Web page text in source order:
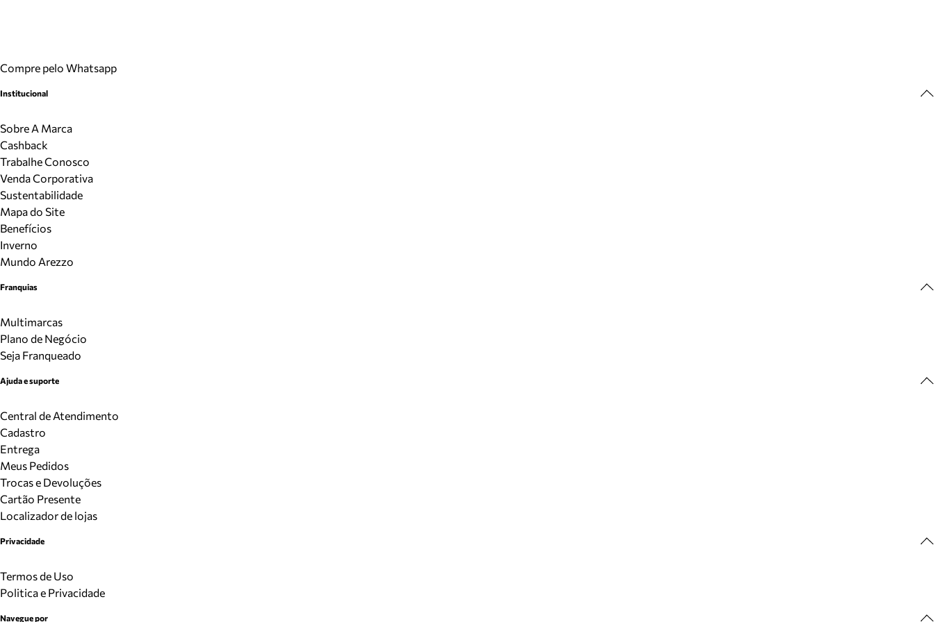
Compre pelo Whatsapp
Institucional
Sobre A Marca
Cashback
Trabalhe Conosco
Venda Corporativa
Sustentabilidade
Mapa do Site
Benefícios
Inverno
Mundo Arezzo
Franquias
Multimarcas
Plano de Negócio
Seja Franqueado
Ajuda e suporte
Central de Atendimento
Cadastro
Entrega
Meus Pedidos
Trocas e Devoluções
Cartão Presente
Localizador de lojas
Privacidade
Termos de Uso
Politica e Privacidade
Navegue por